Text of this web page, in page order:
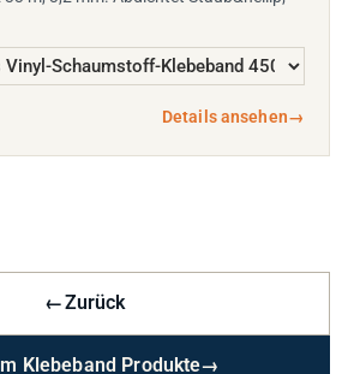
Details ansehen→
←Zurück
Klebeband Produkte→